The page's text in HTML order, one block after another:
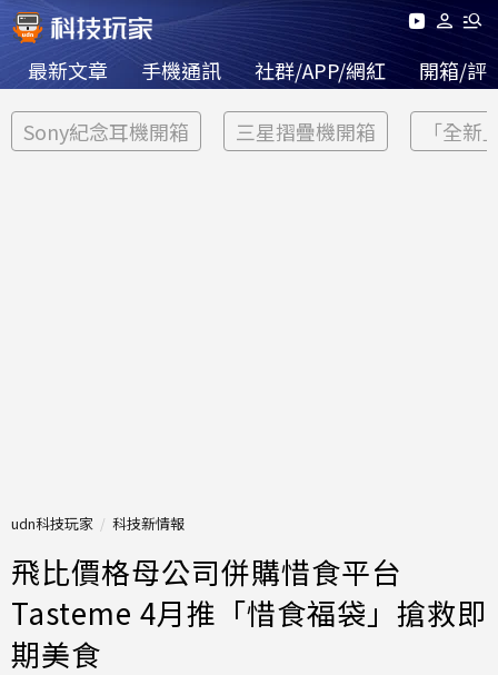
最新文章 手機通訊 社群/APP/網紅 開箱/評
Sony紀念耳機開箱 三星摺疊機開箱 「全新
udn科技玩家 科技新情報
飛比價格母公司併購惜食平台
Tasteme 4月推「惜食福袋」搶救即
期美食